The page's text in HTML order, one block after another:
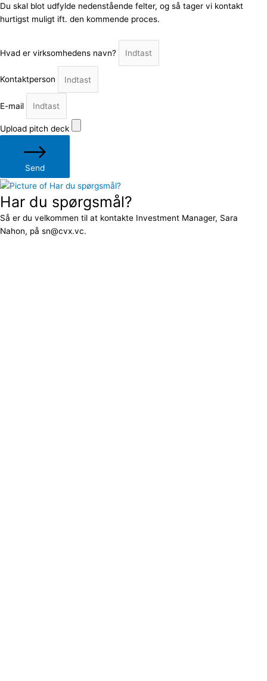
Du skal blot udfylde nedenstående felter, og så tager vi kontakt
hurtigst muligt ift. den kommende proces.
Hvad er virksomhedens navn?
Kontaktperson
E-mail
Upload pitch deck
Send
Har du spørgsmål?
Så er du velkommen til at kontakte Investment Manager, Sara
Nahon, på sn@cvx.vc.